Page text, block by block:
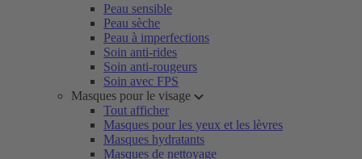
Peau sensible
Peau sèche
Peau à imperfections
Soin anti-rides
Soin anti-rougeurs
Soin avec FPS
Masques pour le visage
Tout afficher
Masques pour les yeux et les lèvres
Masques hydratants
Masques de nettoyage